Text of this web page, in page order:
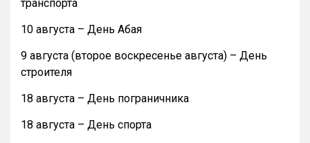
транспорта
10 августа – День Абая
9 августа (второе воскресенье августа) – День
строителя
18 августа – День пограничника
18 августа – День спорта